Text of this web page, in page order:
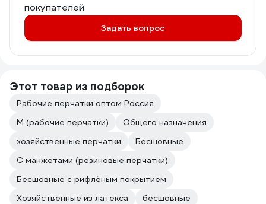
покупателей
Задать вопрос
Этот товар из подборок
Рабочие перчатки оптом Россия
M (рабочие перчатки)
Общего назначения
хозяйственные перчатки
Бесшовные
С манжетами (резиновые перчатки)
Бесшовные с рифлёным покрытием
Хозяйственные из латекса
бесшовные